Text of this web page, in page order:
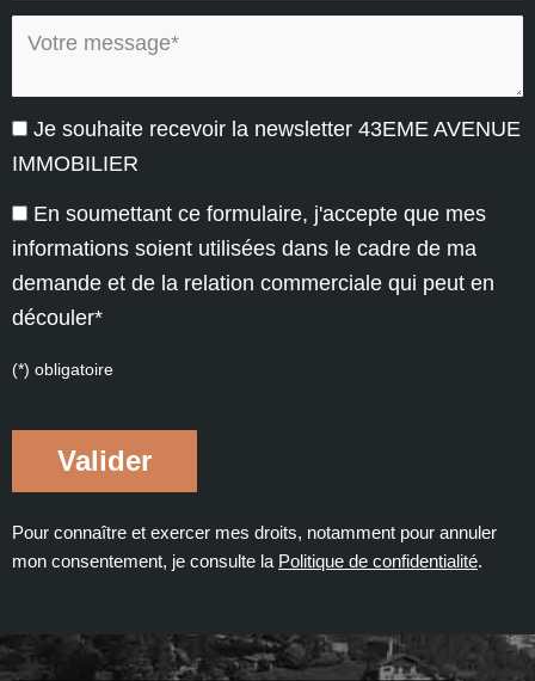
Votre message* :
Je souhaite recevoir la newsletter 43EME AVENUE
IMMOBILIER
En soumettant ce formulaire, j'accepte que mes
informations soient utilisées dans le cadre de ma
demande et de la relation commerciale qui peut en
découler*
(*) obligatoire
Pour connaître et exercer mes droits, notamment pour annuler
mon consentement, je consulte la Politique de confidentialité.